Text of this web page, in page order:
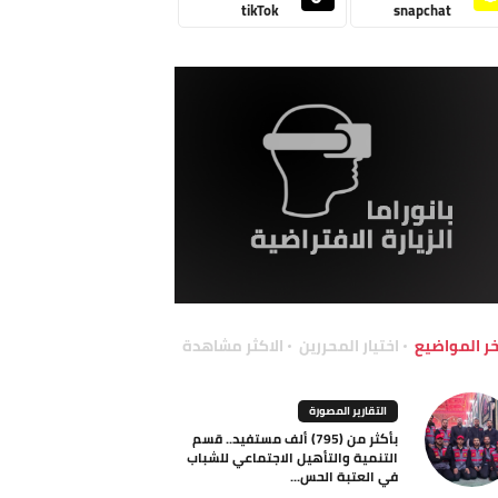
snapchat
tikTok
المواضيع اختيار المحررين الاكثر مشاهدة
التقارير المصورة
بأكثر من (795) ألف مستفيد.. قسم
التنمية والتأهيل الاجتماعي للشباب
في العتبة الحس...